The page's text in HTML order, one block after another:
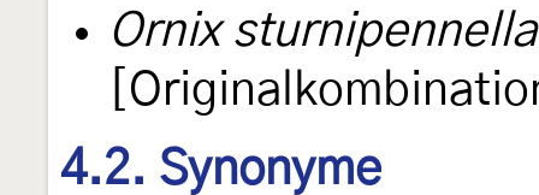
Ornix sturnipennella
4.2. Synonyme